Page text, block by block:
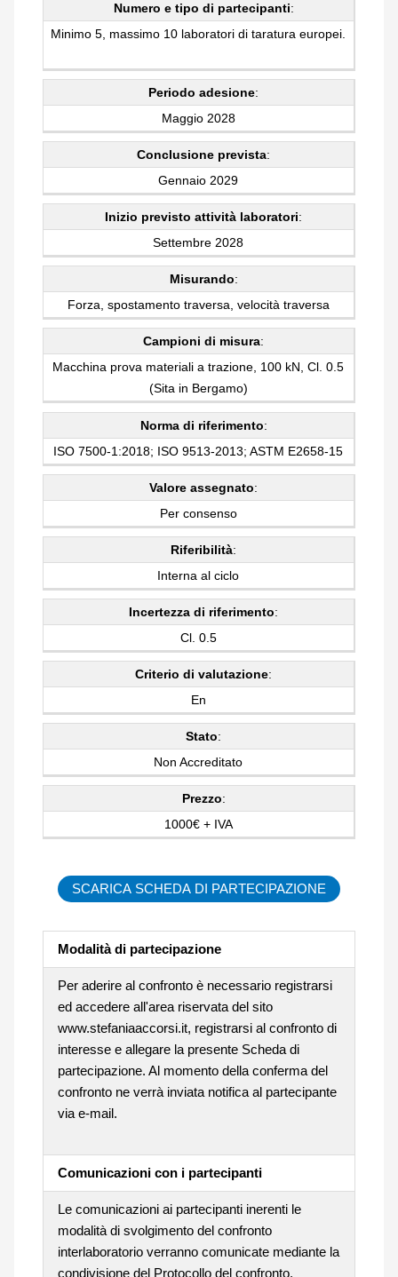
Numero e tipo di partecipanti:
Minimo 5, massimo 10 laboratori di taratura europei.
Periodo adesione:
Maggio 2028
Conclusione prevista:
Gennaio 2029
Inizio previsto attività laboratori:
Settembre 2028
Misurando:
Forza, spostamento traversa, velocità traversa
Campioni di misura:
Macchina prova materiali a trazione, 100 kN, Cl. 0.5
(Sita in Bergamo)
Norma di riferimento:
ISO 7500-1:2018; ISO 9513-2013; ASTM E2658-15
Valore assegnato:
Per consenso
Riferibilità:
Interna al ciclo
Incertezza di riferimento:
Cl. 0.5
Criterio di valutazione:
En
Stato:
Non Accreditato
Prezzo:
1000€ + IVA
SCARICA SCHEDA DI PARTECIPAZIONE
Modalità di partecipazione
Per aderire al confronto è necessario registrarsi
ed accedere all'area riservata del sito
www.stefaniaaccorsi.it, registrarsi al confronto di
interesse e allegare la presente Scheda di
partecipazione. Al momento della conferma del
confronto ne verrà inviata notifica al partecipante
via e-mail.
Comunicazioni con i partecipanti
Le comunicazioni ai partecipanti inerenti le
modalità di svolgimento del confronto
interlaboratorio verranno comunicate mediante la
condivisione del Protocollo del confronto.